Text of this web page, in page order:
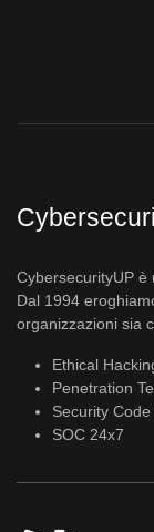
CybersecurityUP è
Dal 1994
organizzazioni sia
Ethical
Penetration
Security
SOC 24x7